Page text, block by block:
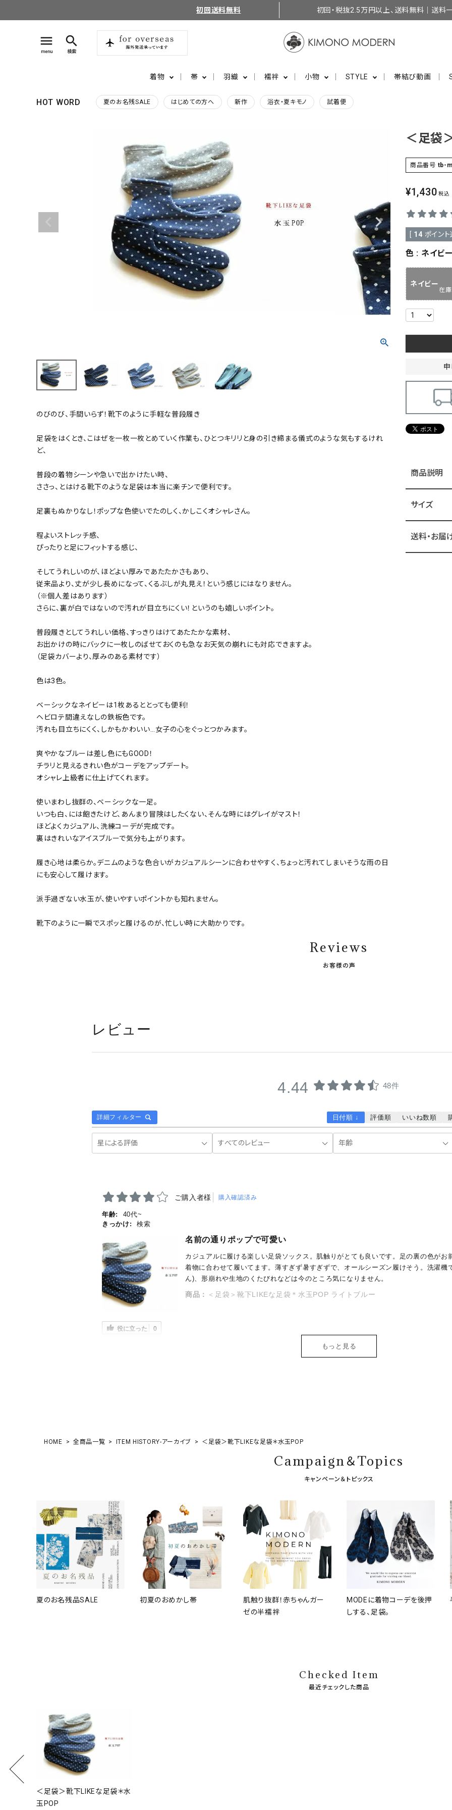
初回送料無料 初回・税抜2.5万円以上、送料無料｜送料
menu
menu
search
検索
着物 帯 羽織 襦袢 小物 STYLE 帯結び動画
HOT WORD 夏のお名残SALE はじめての方へ 新作 浴衣・夏キモノ 試着便
会員登録
新作・キャンペーン
帯結び動画
SHOPPING GUIDE
INFORMATION
のびのび、手間いらず！靴下のように手軽な普段履き
足袋をはくとき、こはぜを一枚一枚とめていく作業も、ひとつキリリと身の引き締まる儀式のような気もするけれ
ど、
普段の着物シーンや急いで出かけたい時、
ささっ、とはける靴下のような足袋は本当に楽チンで便利です。
足裏もぬかりなし！ポップな色使いでたのしく、かしこくオシャレさん。
程よいストレッチ感、
ぴったりと足にフィットする感じ、
そしてうれしいのが、ほどよい厚みであたたかさもあり、
従来品より、丈が少し長めになって、くるぶしが丸見え！という感じにはなりません。
（※個人差はあります）
さらに、裏が白ではないので汚れが目立ちにくい！というのも嬉しいポイント。
普段履きとしてうれしい価格、すっきりはけてあたたかな素材、
お出かけの時にバックに一枚しのばせておくのも急なお天気の崩れにも対応できますよ。
（足袋カバーより、厚みのある素材です）
色は3色。
ベーシックなネイビーは1枚あるととっても便利！
ヘビロテ間違えなしの鉄板色です。
汚れも目立ちにくく、しかもかわいい…女子の心をぐっとつかみます。
爽やかなブルーは差し色にもGOOD！
チラリと見えるきれい色がコーデをアップデート。
オシャレ上級者に仕上げてくれます。
使いまわし抜群の、ベーシックな一足。
いつも白、には飽きたけど、あんまり冒険はしたくない、そんな時にはグレイがマスト！
ほどよくカジュアル、洗練コーデが完成です。
裏はきれいなアイスブルーで気分も上がります。
履き心地は柔らか。デニムのような色合いがカジュアルシーンに合わせやすく、ちょっと汚れてしまいそうな雨の日
にも安心して履けます。
派手過ぎない水玉が、使いやすいポイントかも知れません。
靴下のように一瞬でスポッと履けるのが、忙しい時に大助かりです。
＜足袋
商品番号 tb-
¥1,430 税込
14 ポイント
色 ネイビー
ネイビー
在
申
商品説明
サイズ
送料・お届
Reviews
お客様の声
レビュー
4.44 48件
詳細フィルター 日付順 ↓ 評価順 いいね数順
ご購入者様 購入確認済み
年齢:
40代~
きっかけ:
検索
名前の通りポップで可愛い
カジュアルに履ける楽しい足袋ソックス。肌触りがとても良いです。足の裏の色がお
着物に合わせて履いてます。薄すぎず暑すぎずで、オールシーズン履けそう。洗濯機
ん)、形崩れや生地のくたびれなどは今のところ気になりません。
商品： ＜足袋＞靴下LIKEな足袋＊水玉POP ライトブルー
役に立った 0
もっと見る
HOME 全商品一覧 ITEM HISTORY-アーカイブ ＜足袋＞靴下LIKEな足袋＊水玉POP
Campaign＆Topics
キャンペーン＆トピックス
夏のお名残品SALE 初夏のおめかし帯
肌触り抜群！赤ちゃんガー
ゼの半襦袢
MODEに着物コーデを後押
しする、足袋。
Checked Item
最近チェックした商品
＜足袋＞靴下LIKEな足袋＊水
玉POP